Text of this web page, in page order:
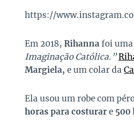
https://
Em 2018, Rihannafoi
Imaginação Católica.”
Margiela, e um colar da
Ela usou um robe com
horas para costurare 500